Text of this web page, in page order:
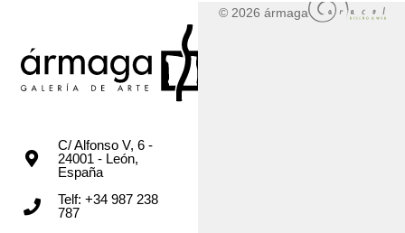
C/ Alfonso V, 6 -
24001 - León,
España
Telf: +34 987 238
787
© 2026 ármaga